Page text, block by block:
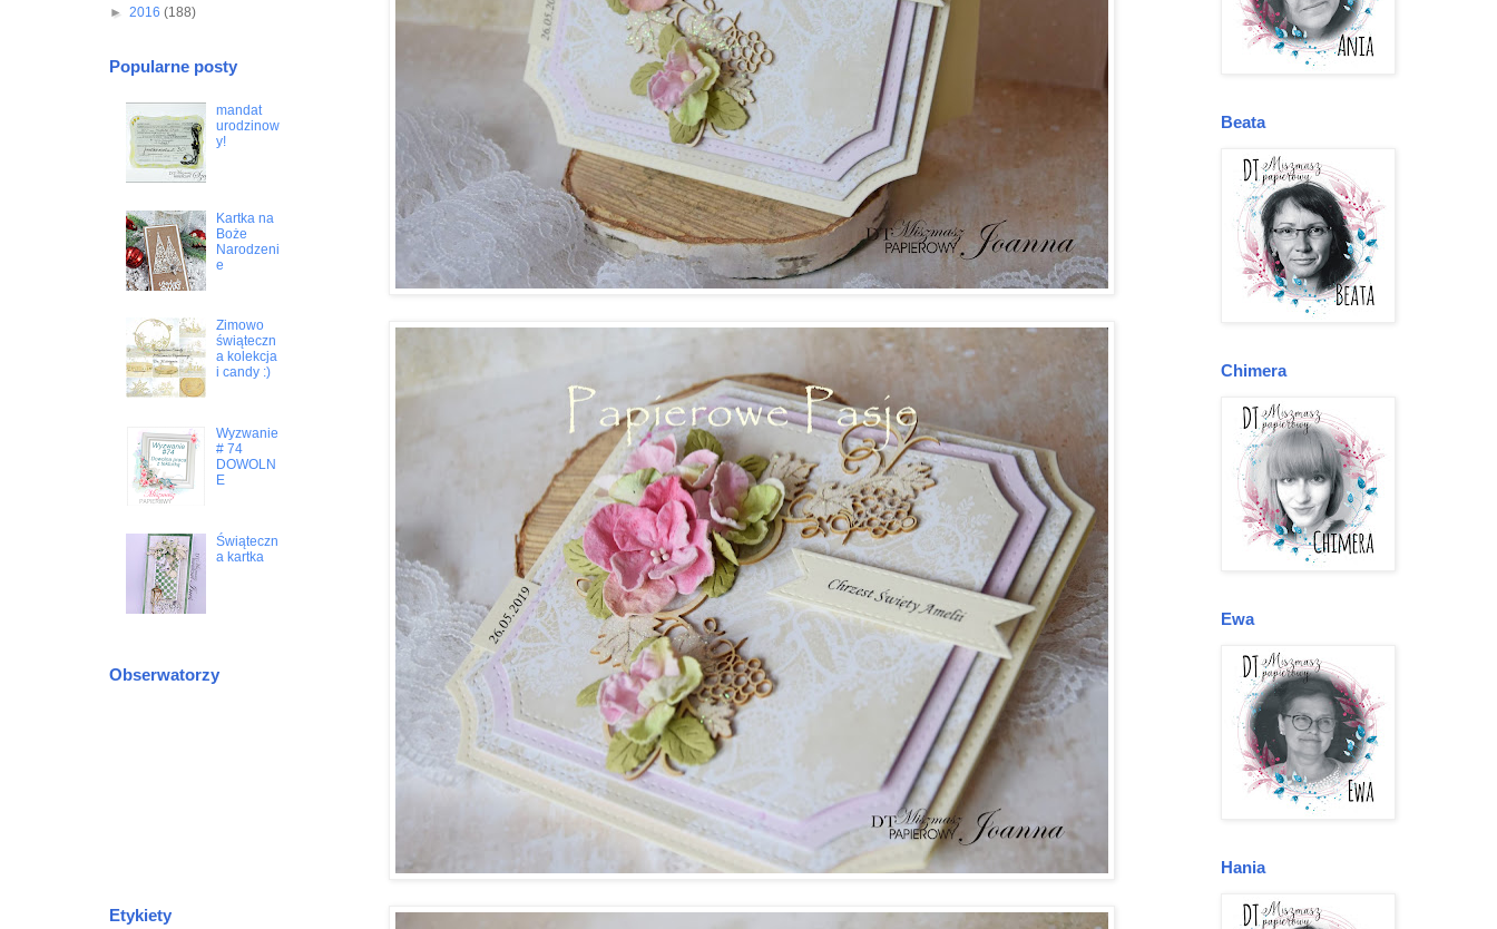
► 2016 (188)
Popularne posty
mandat
urodzinow
y!
Kartka na
Boże
Narodzeni
e
Zimowo
świąteczn
a kolekcja
i candy :)
Wyzwanie
# 74
DOWOLN
E
Świąteczn
a kartka
Obserwatorzy
Etykiety
Beata
Chimera
Ewa
Hania